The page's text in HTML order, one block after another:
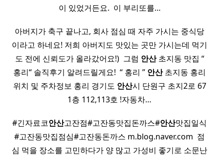
이 있었거든요. ​ 이 부리또를…
아버지가 축구 끝나고, 회사 점심 때 자주 가시는 중식당
이라고 하네요! 저희 아버지도 맛있는 곳만 가시는데 먹기
도 전에 신뢰도가 올라갔어요!) ​ 그럼 안산초지동 맛집 “
홍리“ 솔직후기 알려드릴게요! ​ “ 홍리 ” 안산초지동 홍리
위치 및 주차정보 홍리 경기도 안산시 단원구 초지2로 67
1층 112,113호 !자동차…
#긴자료코안산고잔점#고잔동맛집돈까스#안산맛집일식
#고잔동맛집점심#고잔동돈까스 m.blog.naver.com ​ 점
심 먹을 장소를 고민하다가 양 많고 가성비 좋기로 소문난